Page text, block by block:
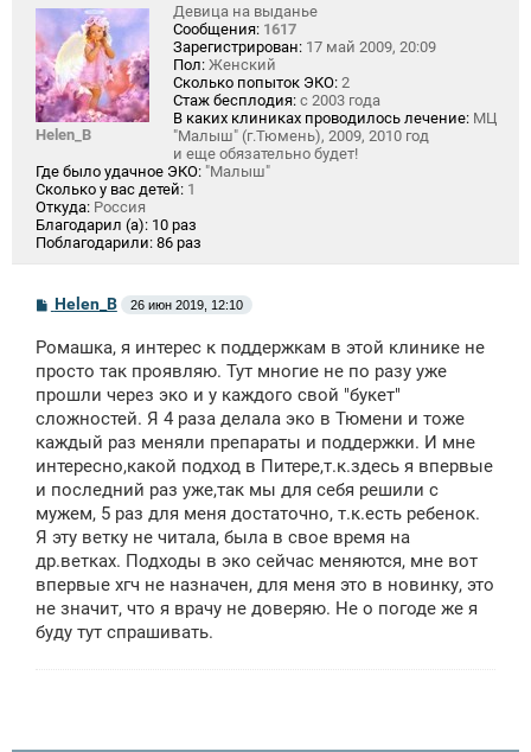
Helen_B
Девица на выданье
Сообщения: 1617
Зарегистрирован: 17 май 2009, 20:09
Пол: Женский
Сколько попыток ЭКО: 2
Стаж бесплодия: с 2003 года
В каких клиниках проводилось лечение: МЦ
"Малыш" (г.Тюмень), 2009, 2010 год
и еще обязательно будет!
Где было удачное ЭКО: "Малыш"
Сколько у вас детей: 1
Откуда: Россия
Благодарил (а): 10 раз
Поблагодарили: 86 раз
С
о
б
щ
е
н
и
Helen_B 26 июн 2019, 12:10
Ромашка, я интерес к поддержкам в этой клинике не
просто так проявляю. Тут многие не по разу уже
прошли через эко и у каждого свой "букет"
сложностей. Я 4 раза делала эко в Тюмени и тоже
каждый раз меняли препараты и поддержки. И мне
интересно,какой подход в Питере,т.к.здесь я впервые
и последний раз уже,так мы для себя решили с
мужем, 5 раз для меня достаточно, т.к.есть ребенок.
Я эту ветку не читала, была в свое время на
др.ветках. Подходы в эко сейчас меняются, мне вот
впервые хгч не назначен, для меня это в новинку, это
не значит, что я врачу не доверяю. Не о погоде же я
буду тут спрашивать.